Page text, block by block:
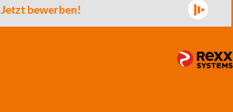
Jetzt bewerben!